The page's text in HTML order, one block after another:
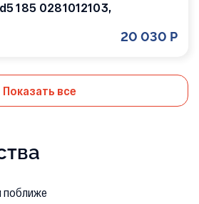
185 0281012103,
20 030 Р
Показать все
поближе